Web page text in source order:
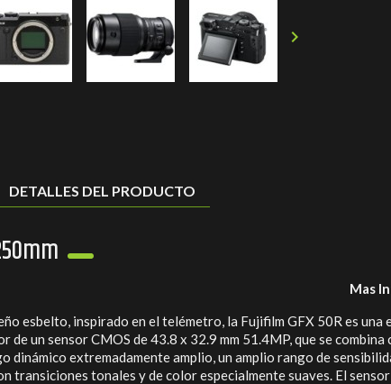

DETALLES DEL PRODUCTO
Mas
esbelto, inspirado en el telémetro, la Fujifilm GFX 50R es
de un sensor CMOS de 43.8 x 32.9 mm 51.4MP, que se
dinámico extremadamente amplio, un amplio rango de
transiciones tonales y de color especialmente suaves. El